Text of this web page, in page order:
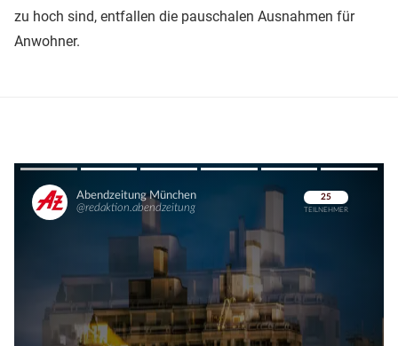
zu hoch sind, entfallen die pauschalen Ausnahmen für
Anwohner.
Überspringen